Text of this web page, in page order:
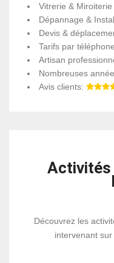
Vitrerie & Miroiterie
Dépannage &
Devis &
Tarifs par téléphone
Artisan
Nombreuses
Avis clients:
Activités
Découvrez les
intervenant